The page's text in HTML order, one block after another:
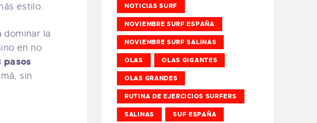
estilo.
dominar la
en no
pasos
sin
NOTICIAS SURF
NOVIEMBRE SURF ESPAÑA
NOVIEMBRE SURF SALINAS
OLAS OLAS GIGANTES
OLAS GRANDES
RUTINA DE EJERCICIOS SURFERS
SALINAS SUF ESPAÑA